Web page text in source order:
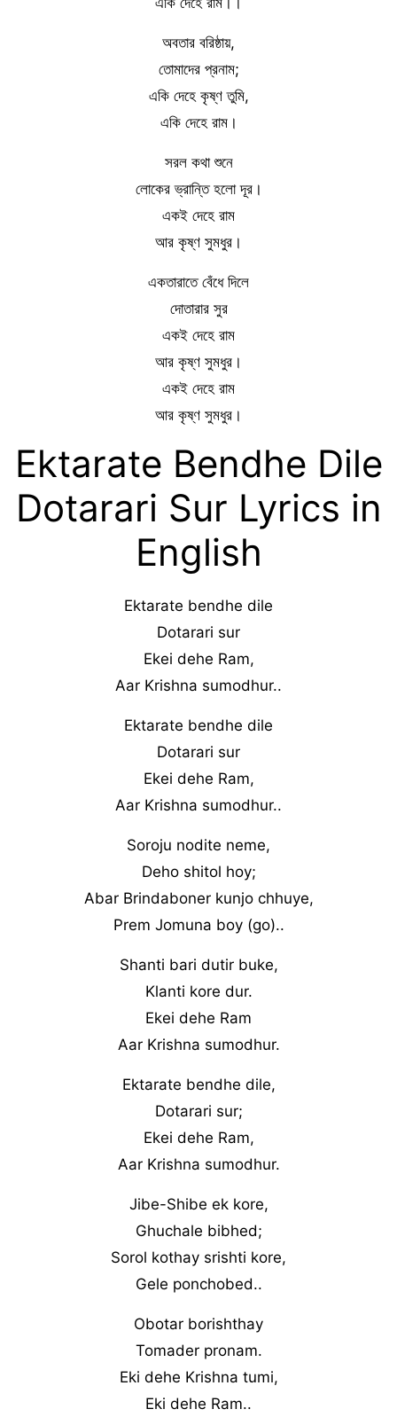
অবতার বরিষ্ঠায়,
তোমাদের প্রনাম;
একি দেহে কৃষ্ণ তুমি,
একি দেহে রাম।
সরল কথা শুনে
লোকের ভ্রান্তি হলো দূর।
একই দেহে রাম
আর কৃষ্ণ সুমধুর।
একতারাতে বেঁধে দিলে
দোতারার সুর
একই দেহে রাম
আর কৃষ্ণ সুমধুর।
একই দেহে রাম
আর কৃষ্ণ সুমধুর।
Ektarate Bendhe Dile
Dotarari Sur Lyrics in
English
Ektarate bendhe dile
Dotarari sur
Ekei dehe Ram,
Aar Krishna sumodhur..
Ektarate bendhe dile
Dotarari sur
Ekei dehe Ram,
Aar Krishna sumodhur..
Soroju nodite neme,
Deho shitol hoy;
Abar Brindaboner kunjo chhuye,
Prem Jomuna boy (go)..
Shanti bari dutir buke,
Klanti kore dur.
Ekei dehe Ram
Aar Krishna sumodhur.
Ektarate bendhe dile,
Dotarari sur;
Ekei dehe Ram,
Aar Krishna sumodhur.
Jibe-Shibe ek kore,
Ghuchale bibhed;
Sorol kothay srishti kore,
Gele ponchobed..
Obotar borishthay
Tomader pronam.
Eki dehe Krishna tumi,
Eki dehe Ram..